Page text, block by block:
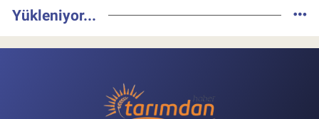
Yükleniyor...